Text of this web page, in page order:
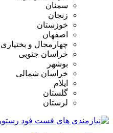
سمنان
زنجان
خوزستان
اصفهان
چهارمحال و بختیاری
خراسان جنوبی
بوشهر
خراسان شمالی
ایلام
گلستان
لرستان